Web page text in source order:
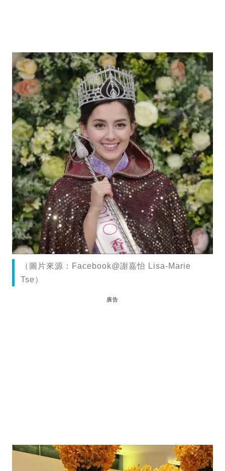
（圖片來源：Facebook@謝嘉怡 Lisa-Marie
Tse）
廣告